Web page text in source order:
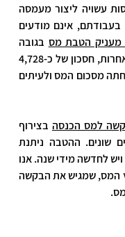
הטבת מס
למס הכנסה